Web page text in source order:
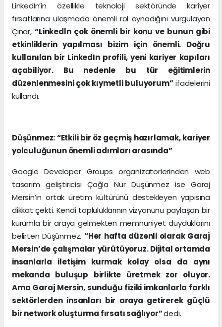
LinkedIn’in özellikle teknoloji sektöründe kariyer
fırsatlarına ulaşmada önemli rol oynadığını vurgulayan
Çınar,“Linkedln çok önemli bir konu ve bunun gibi
etkinliklerin yapılması bizim için önemli. Doğru
kullanılan bir LinkedIn profili, yeni kariyer kapıları
açabiliyor. Bu nedenle bu tür eğitimlerin
düzenlenmesini çok kıymetli buluyorum”ifadelerini
kullandı.
Düşünmez: “Etkili bir öz geçmiş hazırlamak, kariyer
yolculuğunun önemli adımları arasında”
Google Developer Groups organizatörlerinden web
tasarım geliştiricisi Çağla Nur Düşünmez ise Garaj
Mersin’in ortak üretim kültürünü destekleyen yapısına
dikkat çekti. Kendi topluluklarının vizyonunu paylaşan bir
kurumla bir araya gelmekten memnuniyet duyduklarını
belirten Düşünmez, “Her hafta düzenli olarak Garaj
Mersin’de çalışmalar yürütüyoruz. Dijital ortamda
insanlarla iletişim kurmak kolay olsa da aynı
mekanda buluşup birlikte üretmek zor oluyor.
Ama Garaj Mersin, sunduğu fiziki imkanlarla farklı
sektörlerden insanları bir araya getirerek güçlü
bir network oluşturma fırsatı sağlıyor”dedi.